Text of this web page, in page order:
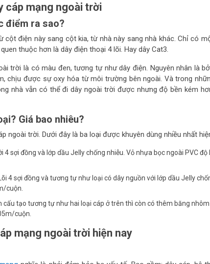
cáp mạng ngoài trời
điểm ra sao?
điện này sang cột kia, từ nhà này sang nhà khác. Chỉ có
thuộc hơn là dây điện thoại 4 lõi. Hay dây Cat3.
trời là có màu đen, tương tự như dây điện. Nguyên nhân là
chịu được sự oxy hóa từ môi trường bên ngoài. Và trong
nhà vẫn có thể đi dây ngoài trời được nhưng độ bền kém
Giá bao nhiêu?
ngoài trời. Dưới đây là ba loại được khuyên dùng nhiều nhất
4 sợi đồng và lớp dầu Jelly chống nhiễu. Vỏ nhựa bọc ngoài PVC độ
4 sợi đồng và tương tự như loại có dây nguồn với lớp dầu Jelly
cuộn.
cấu tạo tương tự như hai loại cáp ở trên thì còn có thêm băng
cuộn.
mạng ngoài trời hiện nay